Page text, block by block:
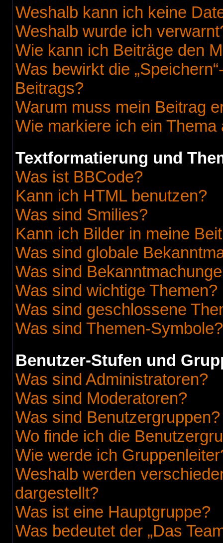
Weshalb kann ich keine
Weshalb wurde ich
Wie kann ich Beiträge den
Was bewirkt die
Beitrags?
Warum muss mein Beitrag
Wie markiere ich ein Thema
Textformatierung und
Was ist BBCode?
Kann ich HTML benutzen?
Was sind Smilies?
Kann ich Bilder in meine
Was sind globale
Was sind
Was sind wichtige Themen?
Was sind geschlossene
Was sind Themen-Symbole?
Benutzer-Stufen und
Was sind Administratoren?
Was sind Moderatoren?
Was sind Benutzergruppen?
Wo finde ich die
Wie werde ich
Weshalb werden
dargestellt?
Was ist eine Hauptgruppe?
Was bedeutet der „Das